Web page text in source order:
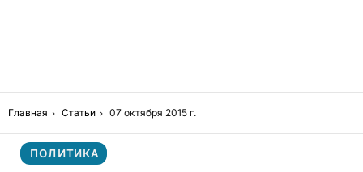
Главная Статьи 07 октября 2015 г.
ПОЛИТИКА